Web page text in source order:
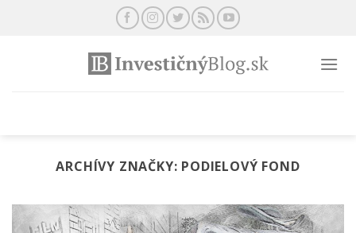
ARCHÍVY ZNAČKY: PODIELOVÝ FOND